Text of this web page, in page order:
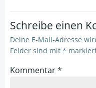
Schreibe einen
Deine E-Mail-Adresse
Felder sind mit *
Kommentar*